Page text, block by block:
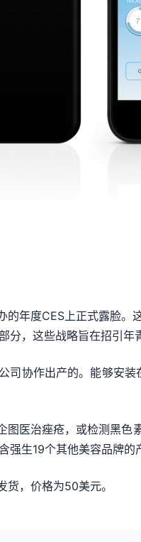
年度CES上正式露脸
，这些战略旨在招引年
司协作出产的。能够安
医治痤疮，或检测黑
生19个其他美容品牌的
，价格为50美元。